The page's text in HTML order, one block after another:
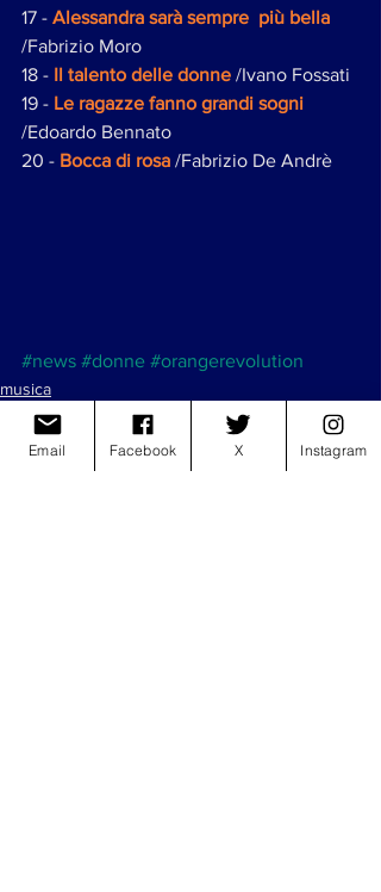
17 - Alessandra sarà sempre  più bella
/Fabrizio Moro
18 - Il talento delle donne /Ivano Fossati
19 - Le ragazze fanno grandi sogni
/Edoardo Bennato
20 - Bocca di rosa /Fabrizio De Andrè
#news #donne #orangerevolution
musica
Email Facebook X Instagram